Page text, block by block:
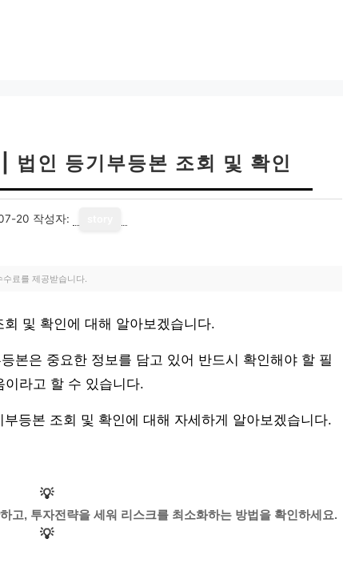
법인 등기부등본 조회 및 확인
20 작성자:
료를 제공받습니다.
및 확인에 대해 알아보겠습니다.
본은 중요한 정보를 담고 있어 반드시 확인해야 할 필
라고 할 수 있습니다.
등본 조회 및 확인에 대해 자세하게 알아보겠습니다.
💡
고, 투자전략을 세워 리스크를 최소화하는 방법을 확인하세요.
💡